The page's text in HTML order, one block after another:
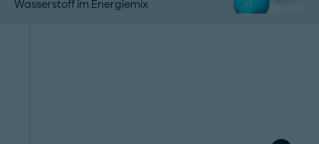
Wasserstoff im Energiemix